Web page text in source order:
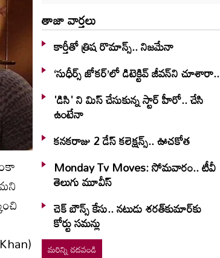
తాజా వార్తలు
కార్తీతో త్రిష రొమాన్స్.. నిజమేనా
‘సుధీర్స్ జోకర్’లో డిటెక్టివ్ జీవన్‌ని చూశారా..
'డిసి' ని మిస్ చేసుకున్న స్టార్ హీరో.. చేసి
ఉంటేనా
కనకరాజు 2 డేస్ కలెక్షన్స్.. ఊచకోత
Monday Tv Moves: సోమ‌వారం.. టీవీ
తెలుగు మూవీస్‌
చెక్ బౌన్స్ కేసు.. నటుడు శరత్‌కుమార్‌కు
కోర్టు సమన్లు
మరిన్ని చదవండి